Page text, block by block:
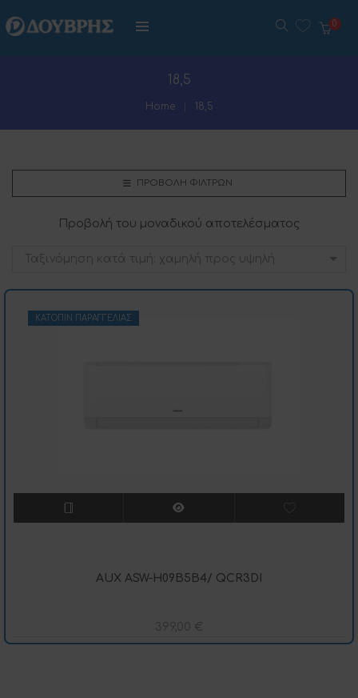
18,5
Home 18,5
ΠΡΟΒΟΛΉ ΦΊΛΤΡΩΝ
Προβολή του μοναδικού αποτελέσματος
Ταξινόμηση κατά τιμή: χαμηλή προς υψηλή
ΚΑΤΌΠΙΝ ΠΑΡΑΓΓΕΛΊΑΣ
AUX ASW-H09B5B4/ QCR3DI
399,00 €